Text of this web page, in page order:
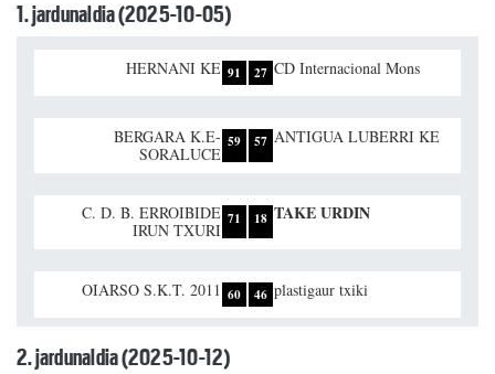
1. jardunaldia (2025-10-05)
HERNANI KE 91 27 CD Internacional Mons
BERGARA K.E-
SORALUCE
59 57 ANTIGUA LUBERRI KE
C. D. B. ERROIBIDE
IRUN TXURI
71 18 TAKE URDIN
OIARSO S.K.T. 2011 60 46 plastigaur txiki
2. jardunaldia (2025-10-12)